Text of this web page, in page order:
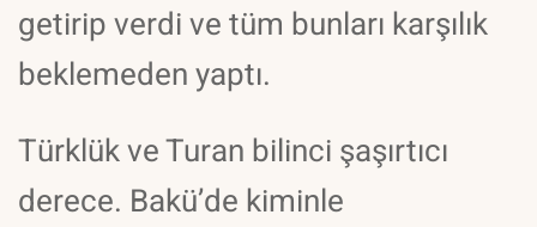
getirip verdi ve tüm bunları karşılık
beklemeden yaptı.
Türklük ve Turan bilinci şaşırtıcı
derece. Bakü’de kiminle